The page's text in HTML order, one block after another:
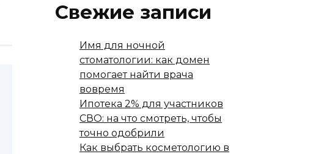
Свежие записи
Имя для ночной
стоматологии: как домен
помогает найти врача
вовремя
Ипотека 2% для участников
СВО: на что смотреть, чтобы
точно одобрили
Как выбрать косметологию в